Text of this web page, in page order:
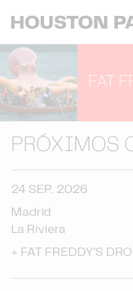
FAT
PRÓXIMOS
24 SEP. 2026
+ FAT FREDDY'S
Madrid
La Riviera